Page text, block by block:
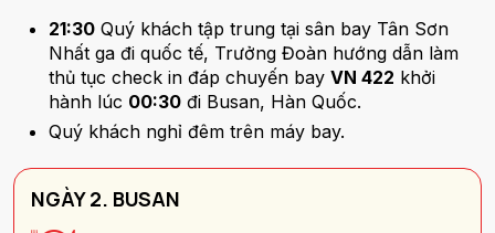
21:30 Quý khách tập trung tại sân bay Tân Sơn
Nhất ga đi quốc tế, Trưởng Đoàn hướng dẫn làm
thủ tục check in đáp chuyến bay VN 422 khởi
hành lúc 00:30 đi Busan, Hàn Quốc.
Quý khách nghỉ đêm trên máy bay.
NGÀY 2. BUSAN